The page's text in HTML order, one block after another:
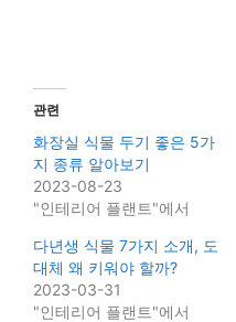
관련
화장실 식물 두기 좋은 5가
지 종류 알아보기
2023-08-23
"인테리어 플랜트"에서
다년생 식물 7가지 소개, 도
대체 왜 키워야 할까?
2023-03-31
"인테리어 플랜트"에서